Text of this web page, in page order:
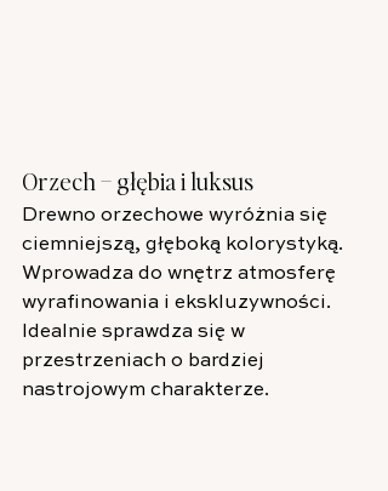
Orzech – głębia i luksus
Drewno orzechowe wyróżnia się
ciemniejszą, głęboką kolorystyką.
Wprowadza do wnętrz atmosferę
wyrafinowania i ekskluzywności.
Idealnie sprawdza się w
przestrzeniach o bardziej
nastrojowym charakterze.